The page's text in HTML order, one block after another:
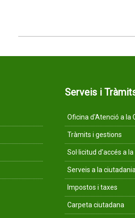
Serveis i
Oficina d'Atenció a la
Tràmits i gestions
Sol·licitud d'accés a
Serveis a la ciutadania
Impostos i taxes
Carpeta ciutadana